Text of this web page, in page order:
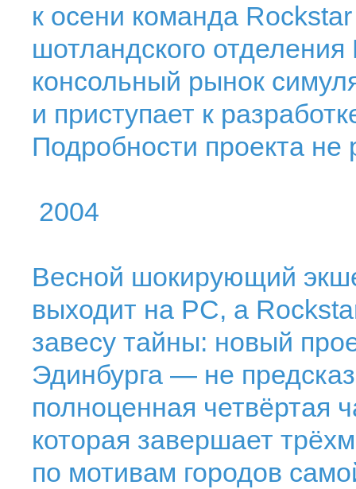
к осени команда
шотландского
консольный рынок
и приступает к
Подробности проекта не
2004
Весной шокирующий
выходит на PC, а
завесу тайны: новый
Эдинбурга — не
полноценная четвёртая
которая завершает
по мотивам городов